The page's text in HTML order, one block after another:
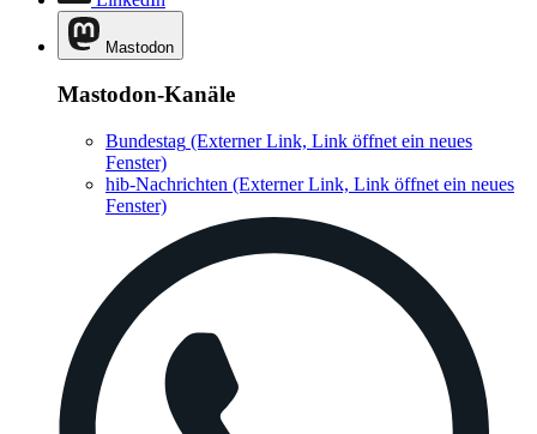
Mastodon
Mastodon-Kanäle
Bundestag (Externer Link, Link öffnet ein neues
Fenster)
hib-Nachrichten (Externer Link, Link öffnet ein neues
Fenster)